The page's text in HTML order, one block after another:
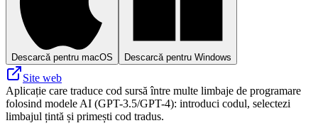
Descarcă pentru macOS Descarcă pentru Windows
Site web
Aplicație care traduce cod sursă între multe limbaje de programare
folosind modele AI (GPT-3.5/GPT-4): introduci codul, selectezi
limbajul țintă și primești cod tradus.